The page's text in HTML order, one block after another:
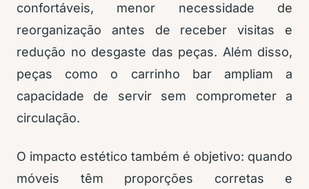
confortáveis, menor necessidade de
reorganização antes de receber visitas e
redução no desgaste das peças. Além disso,
peças como o carrinho bar ampliam a
capacidade de servir sem comprometer a
circulação.
O impacto estético também é objetivo: quando
móveis têm proporções corretas e